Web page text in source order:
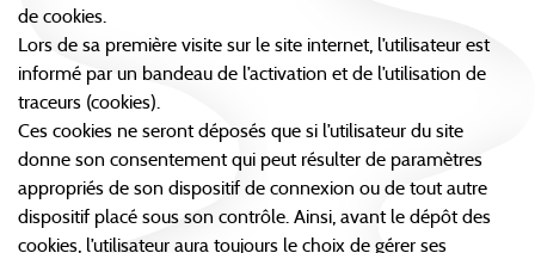
de cookies.
Lors de sa première visite sur le site internet, l’utilisateur est
informé par un bandeau de l’activation et de l’utilisation de
traceurs (cookies).
Ces cookies ne seront déposés que si l’utilisateur du site
donne son consentement qui peut résulter de paramètres
appropriés de son dispositif de connexion ou de tout autre
dispositif placé sous son contrôle. Ainsi, avant le dépôt des
cookies, l’utilisateur aura toujours le choix de gérer ses